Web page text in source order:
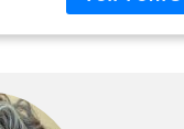
authentique
pierre –
seulement 60
idéal pour une